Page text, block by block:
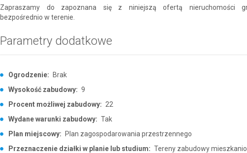
Zapraszamy do zapoznana się z niniejszą ofertą nieruchomości
bezpośrednio w terenie.
Parametry dodatkowe
Ogrodzenie:
Brak
Wysokość zabudowy: 9
Procent możliwej zabudowy: 22
Wydane warunki zabudowy: Tak
Plan miejscowy:
Plan zagospodarowania przestrzennego
Przeznaczenie działki w planie lub studium: Tereny zabudowy